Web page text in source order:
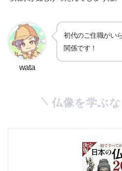
wata
初代のご住職がい
関係です！
仏像を学ぶ